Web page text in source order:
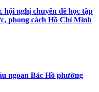
nghị chuyên đề học tập
phong cách Hồ Chí Minh
ngoan Bác Hồ phường